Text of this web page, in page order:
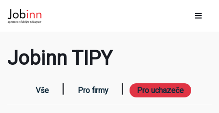
Jobinn TIPY
Vše | Pro firmy | Pro uchazeče